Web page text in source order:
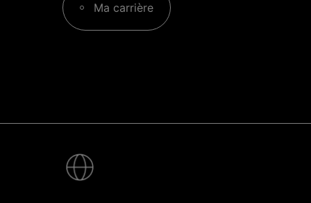
Ma carrière